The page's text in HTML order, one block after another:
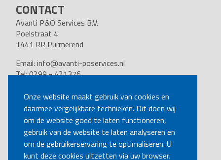
Onze website maakt gebruik van cookies en
daarmee vergelijkbare technieken. Dit doen wij
om de website goed te laten functioneren,
gebruik van de website te laten analyseren en
om de gebruikerservaring te optimaliseren. U
kunt deze cookies uitzetten via uw browser.
CONTACT
Avanti P&O Services B.V.
Poelstraat 4
1441 RR Purmerend
Email: info@avanti-poservices.nl
Tel: 0299 - 421376
Kvk nummer: 37140121
VOLG ONS
BEL MIJ TERUG